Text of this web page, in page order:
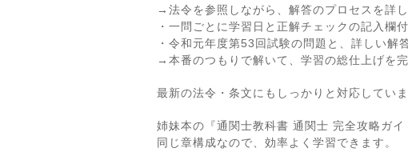
→法令を参照しながら、解答のプロセスを詳し
・一問ごとに学習日と正解チェックの記入欄
・令和元年度第53回試験の問題と、詳しい解
→本番のつもりで解いて、学習の総仕上げを完
最新の法令・条文にもしっかりと対応してい
姉妹本の『通関士教科書 通関士 完全攻略ガ
同じ章構成なので、効率よく学習できます。